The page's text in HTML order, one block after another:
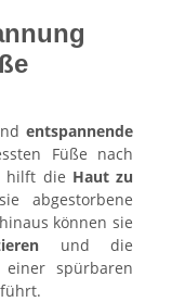
entspannende
Füße nach
hilft die Haut zu
abgestorbene
können sie
und die
spürbaren